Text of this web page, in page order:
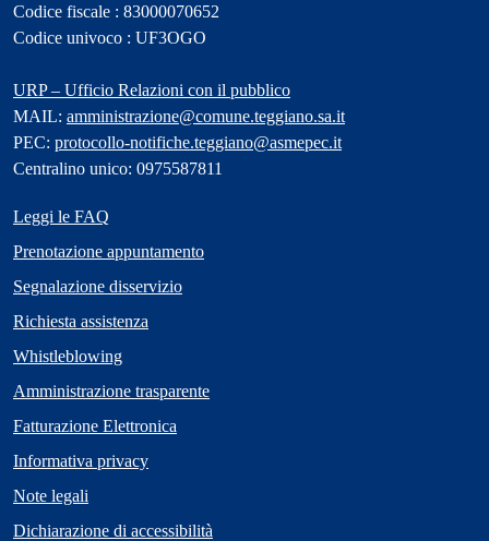
Codice fiscale : 83000070652
Codice univoco : UF3OGO
URP – Ufficio Relazioni con il pubblico
MAIL: amministrazione@comune.teggiano.sa.it
PEC: protocollo-notifiche.teggiano@asmepec.it
Centralino unico: 0975587811
Leggi le FAQ
Prenotazione appuntamento
Segnalazione disservizio
Richiesta assistenza
Whistleblowing
Amministrazione trasparente
Fatturazione Elettronica
Informativa privacy
Note legali
Dichiarazione di accessibilità